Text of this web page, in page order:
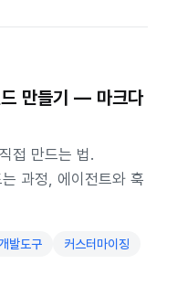
만들기 — 마크다
접 만드는 법.
과정, 에이전트와 훅
발도구 커스터마이징